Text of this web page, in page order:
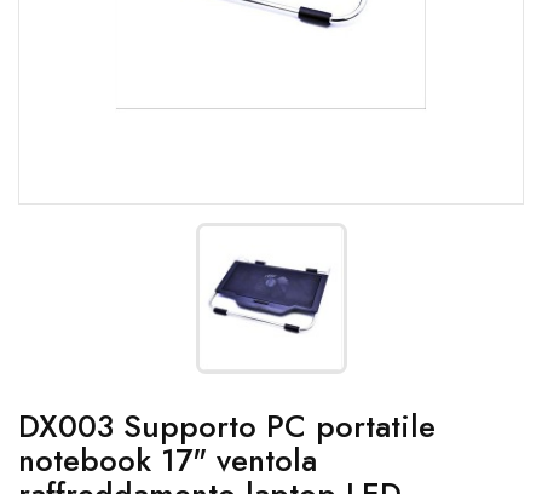
DX003 Supporto PC portatile
notebook 17" ventola